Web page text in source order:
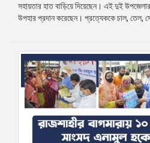
সহায়তার হাত বাড়িয়ে দিয়েছেন। এই দুই
উপহার প্রদান করেছেন। প্রত্যেককে চাল, তেল,